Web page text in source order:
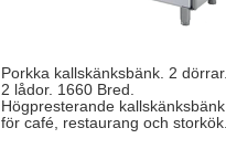
Porkka kallskänksbänk. 2 dörrar.
2 lådor. 1660 Bred.
Högpresterande kallskänksbänk
för café, restaurang och storkök.